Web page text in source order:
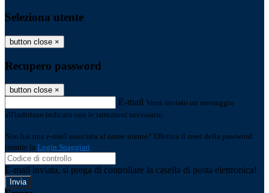
Seleziona utente
button close ×
Recupero password
button close ×
E-mail Verrà inviato un messaggio
all'indirizzo indicato con le istruzioni necessarie.
Non hai una e-mail associata al nome utente? Effettua il reset della password
tramite la Login Spaggiari
E-mail inviata, si prega di controllare la casella di posta elettronica!